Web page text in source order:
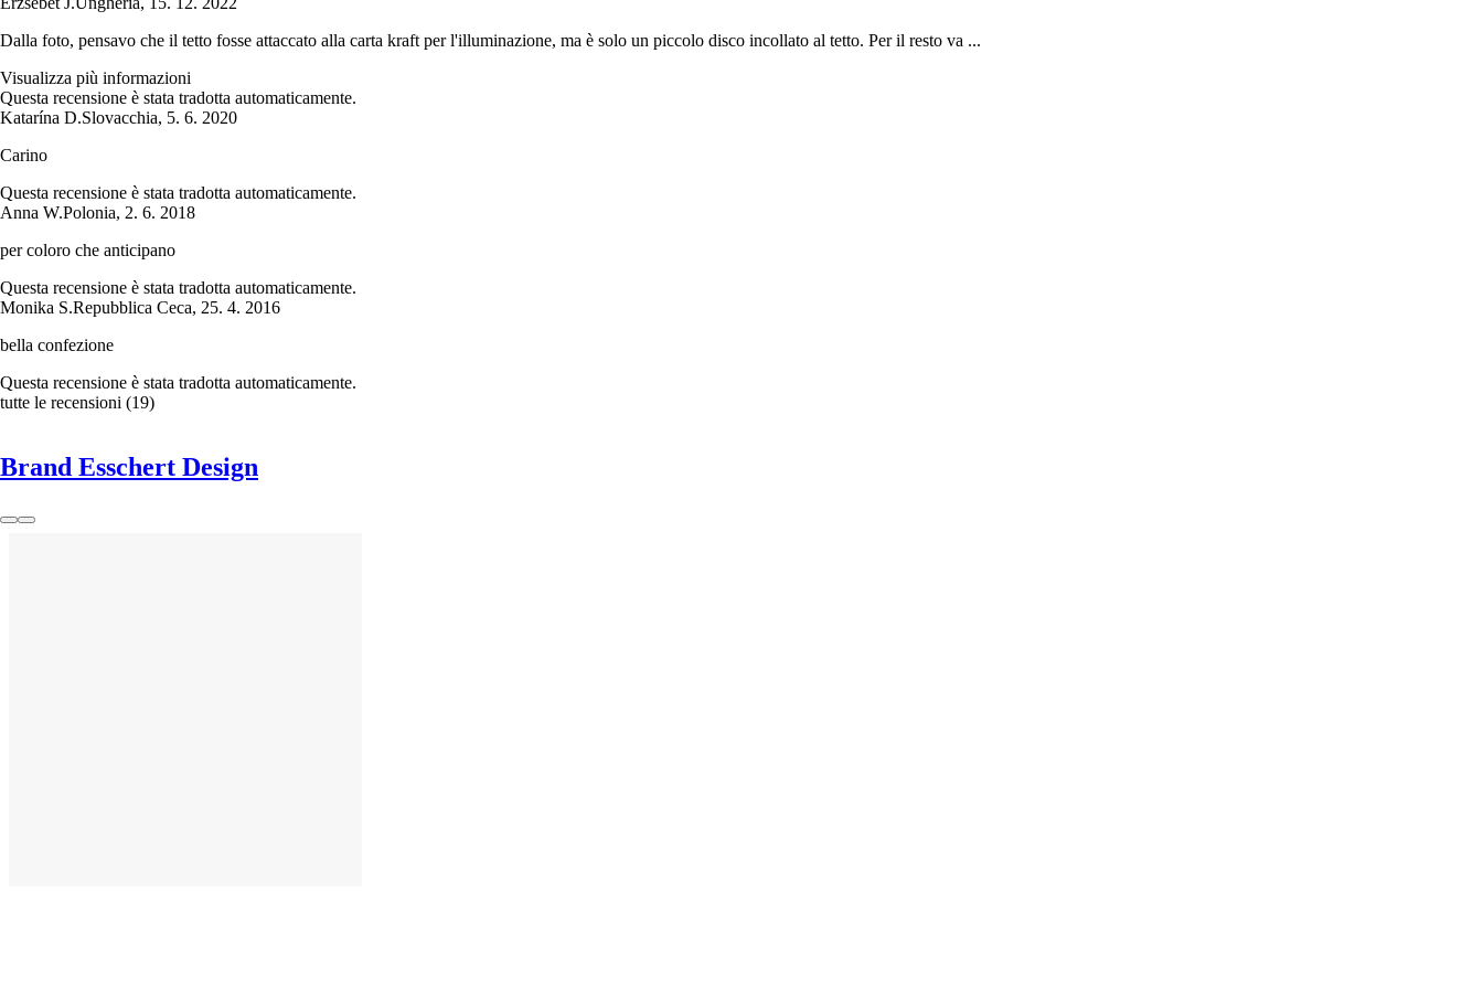
Dalla foto, pensavo che il tetto fosse attaccato alla carta kraft per l'illuminazione, ma è solo un piccolo disco incollato al tetto. Per il resto va ...
Visualizza più informazioni
Questa recensione è stata tradotta automaticamente.
Katarína D.Slovacchia, 5. 6. 2020
Carino
Questa recensione è stata tradotta automaticamente.
Anna W.Polonia, 2. 6. 2018
per coloro che anticipano
Questa recensione è stata tradotta automaticamente.
Monika S.Repubblica Ceca, 25. 4. 2016
bella confezione
Questa recensione è stata tradotta automaticamente.
tutte le recensioni (19)
Brand Esschert Design